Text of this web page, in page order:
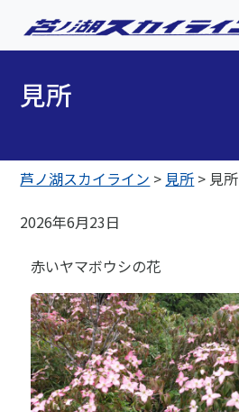
見所
芦ノ湖スカイライン > 見所 > 見所
2026年6月23日
赤いヤマボウシの花